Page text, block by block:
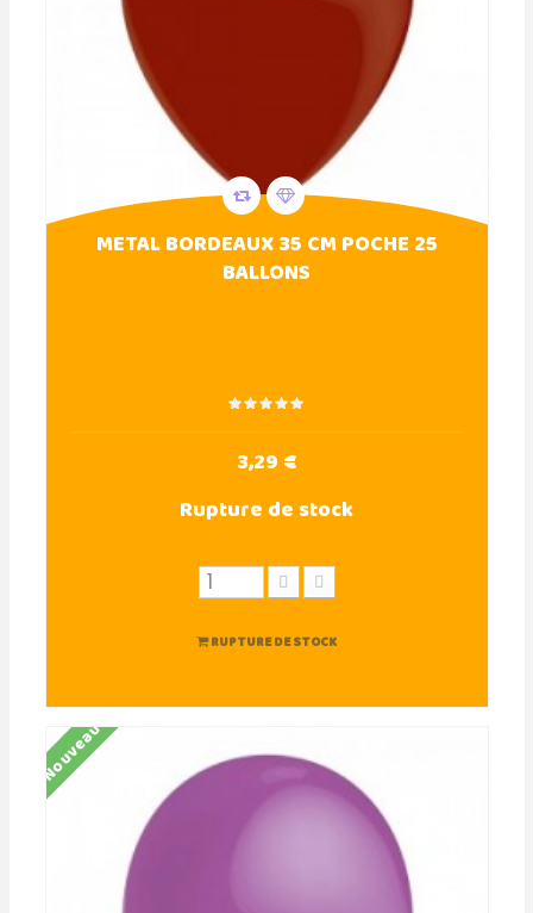
METAL BORDEAUX 35 CM POCHE 25
BALLONS
3,29 €
Rupture de stock
RUPTURE DE STOCK
Nouveau